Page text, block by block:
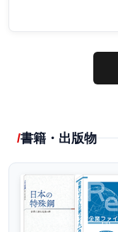
書籍・出版物